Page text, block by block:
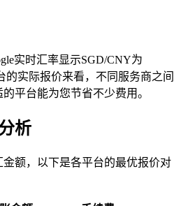
实时汇率显示SGD/CNY为
的实际报价来看，不同服务商之间
平台能为您节省不少费用。
析
金额，以下是各平台的最优报价对